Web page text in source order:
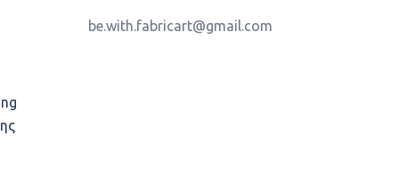
be.with.fabricart@gmail.com